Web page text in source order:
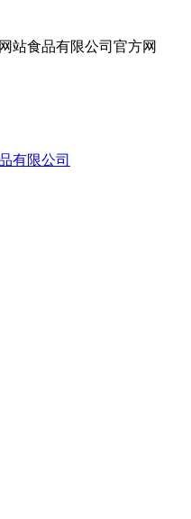
站食品有限公司官方网